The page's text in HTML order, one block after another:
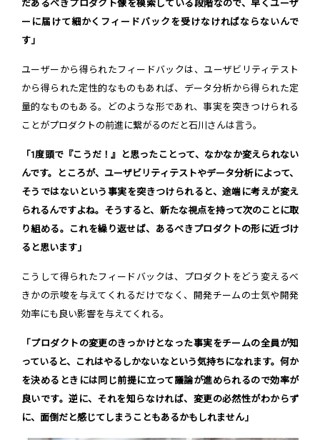
だあるべきプロダクト像を模索している段階なので、早くユーザ
ーに届けて細かくフィードバックを受けなければならないんで
す」
ユーザーから得られたフィードバックは、ユーザビリティテスト
から得られた定性的なものもあれば、データ分析から得られた定
量的なものもある。どのような形であれ、事実を突きつけられる
ことがプロダクトの前進に繋がるのだと石川さんは言う。
「1度頭で『こうだ！』と思ったことって、なかなか変えられない
んです。ところが、ユーザビリティテストやデータ分析によって、
そうではないという事実を突きつけられると、途端に考えが変え
られるんですよね。そうすると、新たな視点を持って次のことに取
り組める。これを繰り返せば、あるべきプロダクトの形に近づけ
ると思います」
こうして得られたフィードバックは、プロダクトをどう変えるべ
きかの示唆を与えてくれるだけでなく、開発チームの士気や開発
効率にも良い影響を与えてくれる。
「プロダクトの変更のきっかけとなった事実をチームの全員が知
っていると、これはやるしかないなという気持ちになれます。何か
を決めるときには同じ前提に立って議論が進められるので効率が
良いです。逆に、それを知らなければ、変更の必然性がわからず
に、面倒だと感じてしまうこともあるかもしれません」